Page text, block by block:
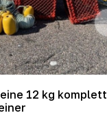
12 kg komplett